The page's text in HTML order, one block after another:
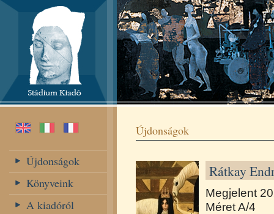
Újdonságok
Könyveink
A kiadóról
Újdonságok
Rátkay
Megjelent
Méret A/4